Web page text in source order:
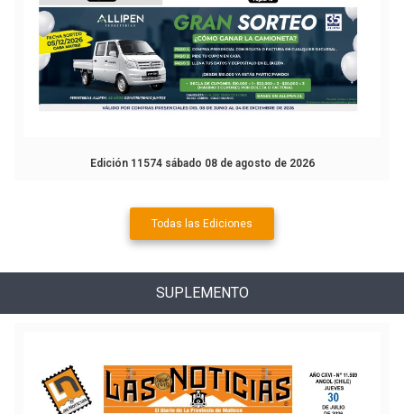
Edición 11574 sábado 08 de agosto de 2026
Todas las Ediciones
SUPLEMENTO